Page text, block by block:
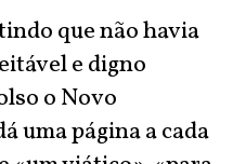
que não havia
e digno
o Novo
uma página a cada